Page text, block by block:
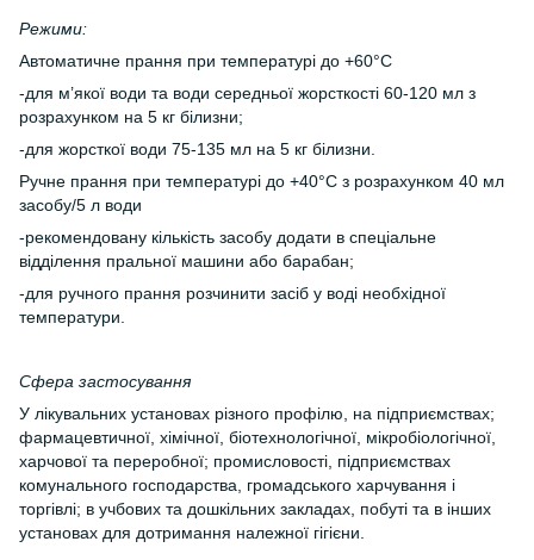
Режими:
Автоматичне прання при температурі до +60°С
-для м’якої води та води середньої жорсткості 60-120 мл з
розрахунком на 5 кг білизни;
-для жорсткої води 75-135 мл на 5 кг білизни.
Ручне прання при температурі до +40°С з розрахунком 40 мл
засобу/5 л води
-рекомендовану кількість засобу додати в спеціальне
відділення пральної машини або барабан;
-для ручного прання розчинити засіб у воді необхідної
температури.
Сфера застосування
У лікувальних установах різного профілю, на підприємствах;
фармацевтичної, хімічної, біотехнологічної, мікробіологічної,
харчової та переробної; промисловості, підприємствах
комунального господарства, громадського харчування і
торгівлі; в учбових та дошкільних закладах, побуті та в інших
установах для дотримання належної гігієни.